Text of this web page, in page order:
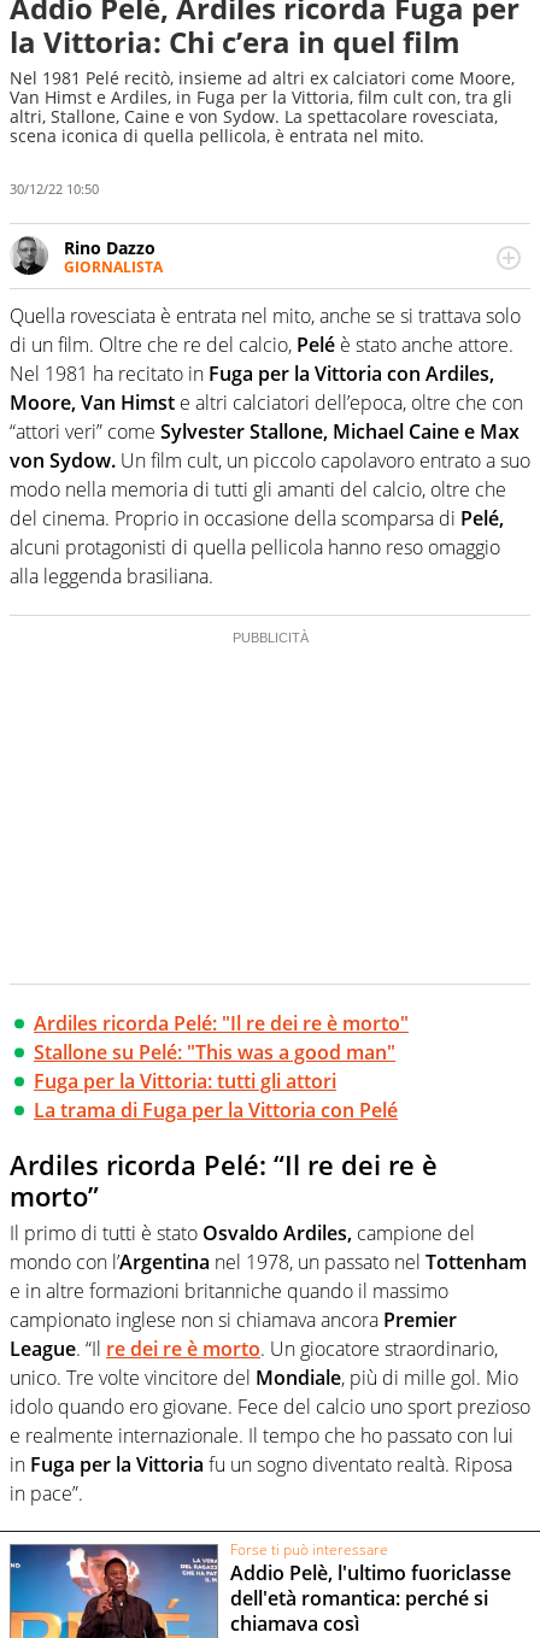
la Vittoria: Chi c’era in quel film
Nel 1981 Pelé recitò, insieme ad altri ex calciatori come Moore,
Van Himst e Ardiles, in Fuga per la Vittoria, film cult con, tra gli
altri, Stallone, Caine e von Sydow. La spettacolare rovesciata,
scena iconica di quella pellicola, è entrata nel mito.
30/12/22 10:50
Rino Dazzo
GIORNALISTA
Se mai ci fosse modo di traslare il glossario del calcio in
una nicchia di esperti, lui ne farebbe parte. Non si perde
una svista arbitrale né gli umori social del mondo delle
curve
Quella rovesciata è entrata nel mito, anche se si trattava solo
di un film. Oltre che re del calcio, Pelé è stato anche attore.
Nel 1981 ha recitato in Fuga per la Vittoria con Ardiles,
Moore, Van Himst e altri calciatori dell’epoca, oltre che con
“attori veri” come Sylvester Stallone, Michael Caine e Max
von Sydow. Un film cult, un piccolo capolavoro entrato a suo
modo nella memoria di tutti gli amanti del calcio, oltre che
del cinema. Proprio in occasione della scomparsa di Pelé,
alcuni protagonisti di quella pellicola hanno reso omaggio
alla leggenda brasiliana.
Ardiles ricorda Pelé: "Il re dei re è morto"
Stallone su Pelé: "This was a good man"
Fuga per la Vittoria: tutti gli attori
La trama di Fuga per la Vittoria con Pelé
Ardiles ricorda Pelé: “Il re dei re è
morto”
Il primo di tutti è stato Osvaldo Ardiles, campione del
mondo con l’Argentina nel 1978, un passato nel Tottenham
e in altre formazioni britanniche quando il massimo
campionato inglese non si chiamava ancora Premier
League. “Il re dei re è morto. Un giocatore straordinario,
unico. Tre volte vincitore del Mondiale, più di mille gol. Mio
idolo quando ero giovane. Fece del calcio uno sport prezioso
e realmente internazionale. Il tempo che ho passato con lui
in Fuga per la Vittoria fu un sogno diventato realtà. Riposa
in pace”.
Forse ti può interessare
Addio Pelè, l'ultimo fuoriclasse
dell'età romantica: perché si
chiamava così